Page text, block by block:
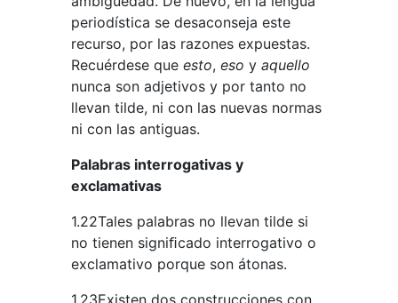
periodística se desaconseja este
recurso, por las razones expuestas.
Recuérdese que esto, eso y aquello
nunca son adjetivos y por tanto no
llevan tilde, ni con las nuevas normas
ni con las antiguas.
Palabras interrogativas y
exclamativas
1.22Tales palabras no llevan tilde si
no tienen signiﬁcado interrogativo o
exclamativo porque son átonas.